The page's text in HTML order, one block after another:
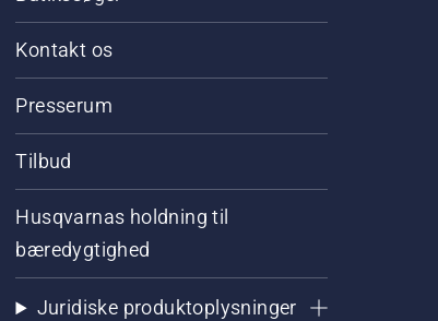
Kontakt os
Presserum
Tilbud
Husqvarnas holdning til
bæredygtighed
Juridiske produktoplysninger